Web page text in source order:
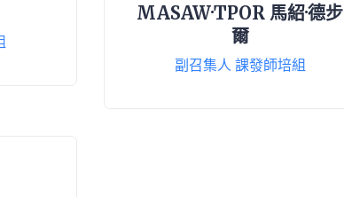
MASAW·TPOR 馬紹·德步
爾
副召集人 課發師培組